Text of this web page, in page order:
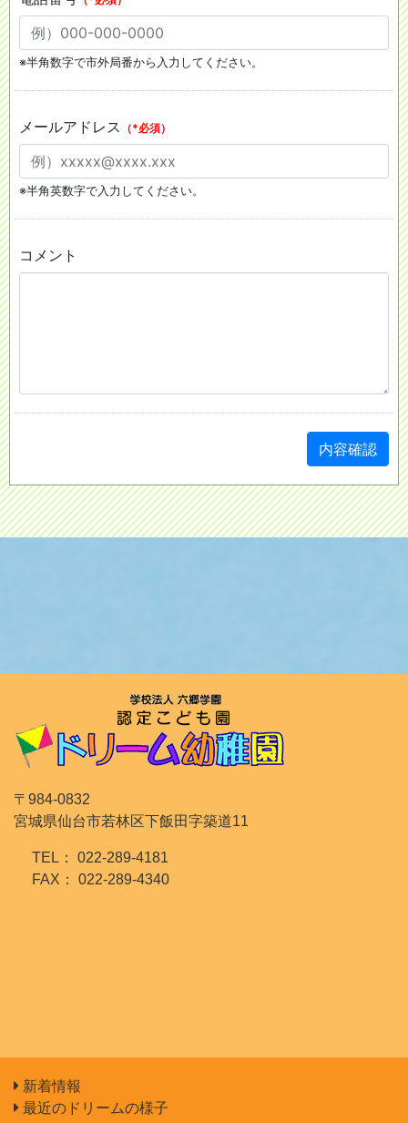
〒984-0832
宮城県仙台市若林区下飯田字築道11
TEL： 022-289-4181
FAX： 022-289-4340
新着情報
最近のドリームの様子